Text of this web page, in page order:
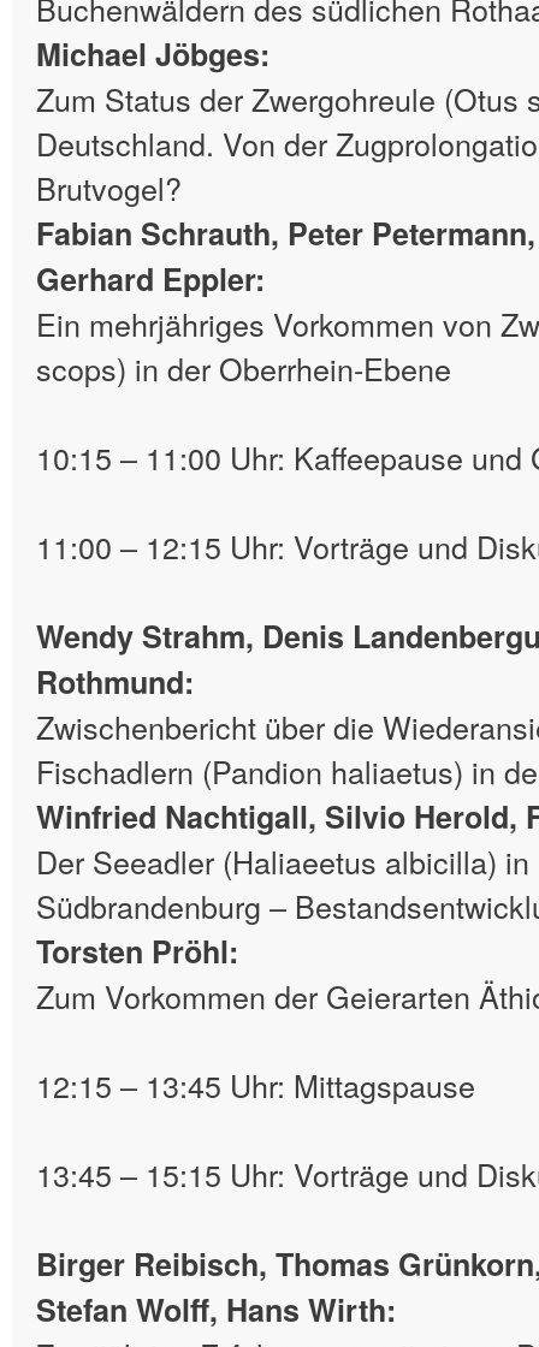
Michael Jöbges:
Zum Status der Zwergohreule (Otus
Deutschland. Von der
Brutvogel?
Fabian Schrauth, Peter
Gerhard Eppler:
Ein mehrjähriges Vorkommen von
scops) in der Oberrhein-Ebene
10:15 – 11:00 Uhr: Kaffeepause und
11:00 – 12:15 Uhr: Vorträge und
Wendy Strahm, Denis
Rothmund:
Zwischenbericht über die
Fischadlern (Pandion haliaetus) in
Winfried Nachtigall, Silvio Herold,
Der Seeadler (Haliaeetus albicilla)
Südbrandenburg –
Torsten Pröhl:
Zum Vorkommen der Geierarten
12:15 – 13:45 Uhr: Mittagspause
13:45 – 15:15 Uhr: Vorträge und
Birger Reibisch, Thomas
Stefan Wolff, Hans Wirth: